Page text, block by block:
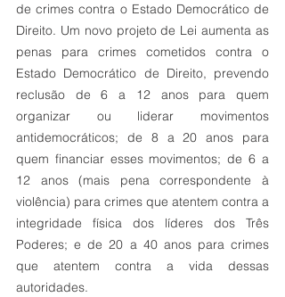
de crimes contra o Estado Democrático de
Direito. Um novo projeto de Lei aumenta as
penas para crimes cometidos contra o
Estado Democrático de Direito, prevendo
reclusão de 6 a 12 anos para quem
organizar ou liderar movimentos
antidemocráticos; de 8 a 20 anos para
quem financiar esses movimentos; de 6 a
12 anos (mais pena correspondente à
violência) para crimes que atentem contra a
integridade física dos líderes dos Três
Poderes; e de 20 a 40 anos para crimes
que atentem contra a vida dessas
autoridades.